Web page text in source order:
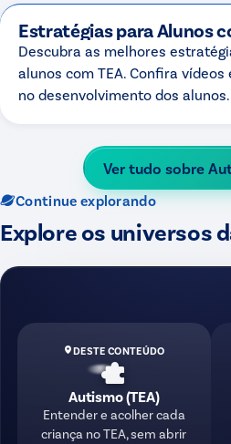
Estratégias para Alunos
Descubra as melhores
alunos com TEA. Confira
no desenvolvimento dos alunos.
Ver tudo sobre
Continue explorando
Explore os universos
DESTE CONTEÚDO
Autismo (TEA)
Entender e acolher cada
criança no TEA, sem abrir